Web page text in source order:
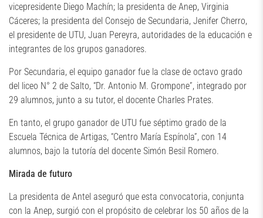
vicepresidente Diego Machín; la presidenta de Anep, Virginia
Cáceres; la presidenta del Consejo de Secundaria, Jenifer Cherro,
el presidente de UTU, Juan Pereyra, autoridades de la educación e
integrantes de los grupos ganadores.
Por Secundaria, el equipo ganador fue la clase de octavo grado
del liceo N° 2 de Salto, “Dr. Antonio M. Grompone”, integrado por
29 alumnos, junto a su tutor, el docente Charles Prates.
En tanto, el grupo ganador de UTU fue séptimo grado de la
Escuela Técnica de Artigas, “Centro María Espínola”, con 14
alumnos, bajo la tutoría del docente Simón Besil Romero.
Mirada de futuro
La presidenta de Antel aseguró que esta convocatoria, conjunta
con la Anep, surgió con el propósito de celebrar los 50 años de la